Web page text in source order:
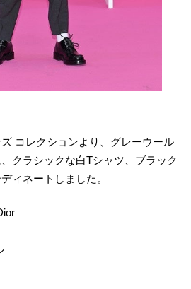
コレクションより、グレーウール
クラシックな白Tシャツ、ブラック
ィネートしました。
#Dior